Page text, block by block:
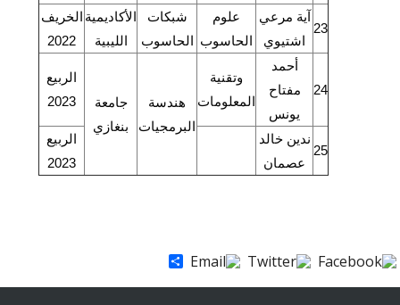
23
آية مرعي
اشتيوي
علوم
الحاسوب
شبكات
الحاسوب
الأكاديمية
الليبية
الخريف
2022
24
أحمد
مفتاح
يونس
وتقنية
المعلومات
هندسة
البرمجيات
جامعة
بنغازي
الربيع
2023
25
ندين خالد
عصمان
الربيع
2023